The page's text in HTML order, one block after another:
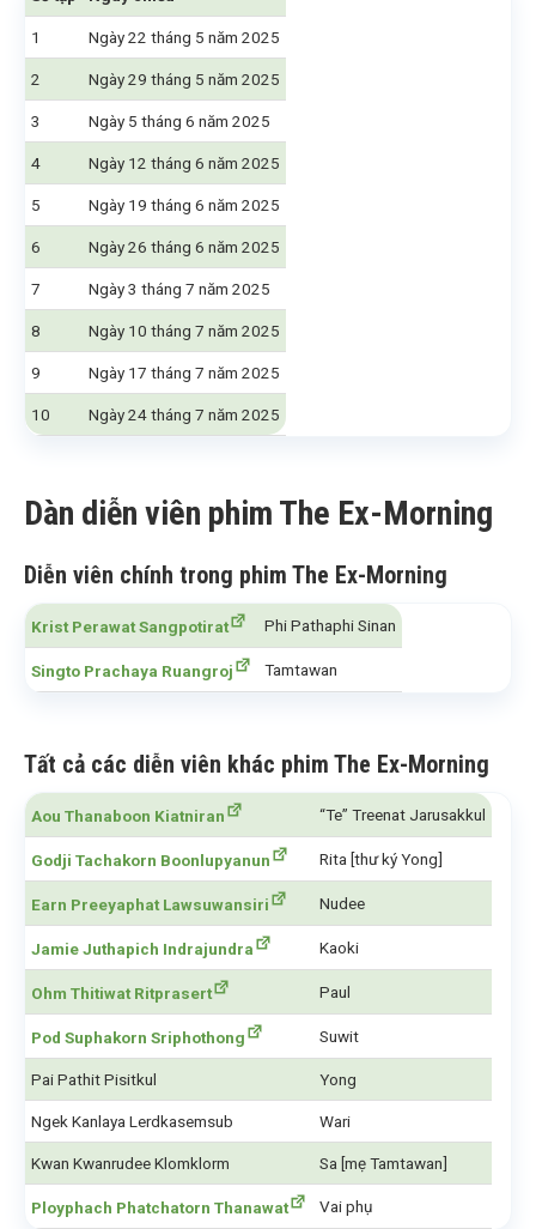
1 Ngày 22 tháng 5 năm 2025
2 Ngày 29 tháng 5 năm 2025
3 Ngày 5 tháng 6 năm 2025
4 Ngày 12 tháng 6 năm 2025
5 Ngày 19 tháng 6 năm 2025
6 Ngày 26 tháng 6 năm 2025
7 Ngày 3 tháng 7 năm 2025
8 Ngày 10 tháng 7 năm 2025
9 Ngày 17 tháng 7 năm 2025
10 Ngày 24 tháng 7 năm 2025
Dàn diễn viên phim The Ex-Morning
Diễn viên chính trong phim The Ex-Morning
Krist Perawat Sangpotirat Phi Pathaphi Sinan
Singto Prachaya Ruangroj Tamtawan
Tất cả các diễn viên khác phim The Ex-Morning
Aou Thanaboon Kiatniran “Te” Treenat Jarusakkul
Godji Tachakorn Boonlupyanun Rita [thư ký Yong]
Earn Preeyaphat Lawsuwansiri Nudee
Jamie Juthapich Indrajundra Kaoki
Ohm Thitiwat Ritprasert Paul
Pod Suphakorn Sriphothong Suwit
Pai Pathit Pisitkul Yong
Ngek Kanlaya Lerdkasemsub Wari
Kwan Kwanrudee Klomklorm Sa [mẹ Tamtawan]
Ployphach Phatchatorn Thanawat Vai phụ